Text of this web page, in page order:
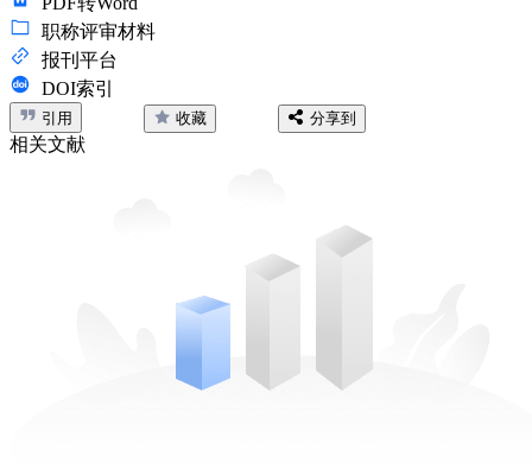
职称评审材料
报刊平台
DOI索引
引用 收藏 分享到
相关文献